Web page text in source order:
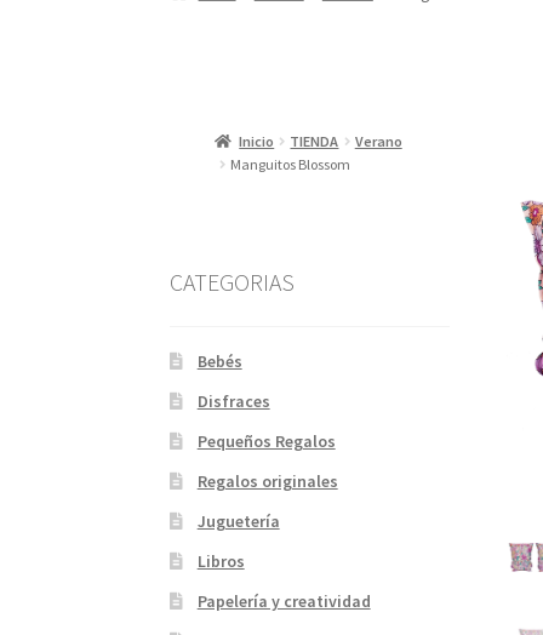
Inicio TIENDA
Verano
Manguitos Blossom
CATEGORIAS
Bebés
Disfraces
Pequeños Regalos
Regalos originales
Juguetería
Libros
Papelería y creatividad